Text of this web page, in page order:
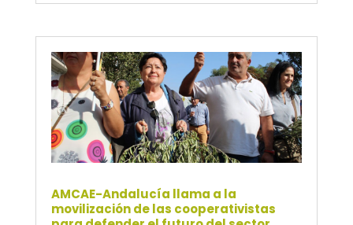
AMCAE-Andalucía llama a la
movilización de las cooperativistas